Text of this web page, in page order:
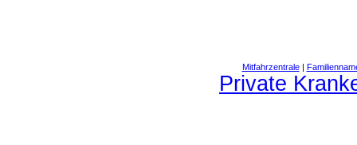
Mitfahrzentrale|
Private